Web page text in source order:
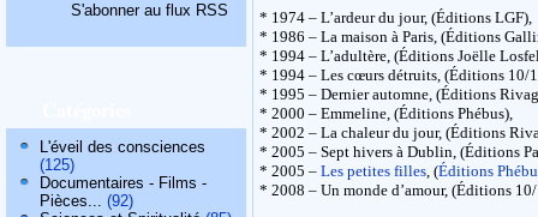
S'abonner au flux RSS
L'éveil des consciences
(125)
Documentaires - Films -
Pièces... (92)
* 1974 – L’ardeur du jour, (Éditions LGF),
* 1986 – La maison à Paris, (Éditions
* 1994 – L’adultère, (Éditions Joëlle
* 1994 – Les cœurs détruits, (Éditions 10/
* 1995 – Dernier automne, (Éditions
* 2000 – Emmeline, (Éditions Phébus),
* 2002 – La chaleur du jour, (Éditions
* 2005 – Sept hivers à Dublin, (Éditions
* 2005 – Les petites filles, (Éditions
* 2008 – Un monde d’amour, (Éditions